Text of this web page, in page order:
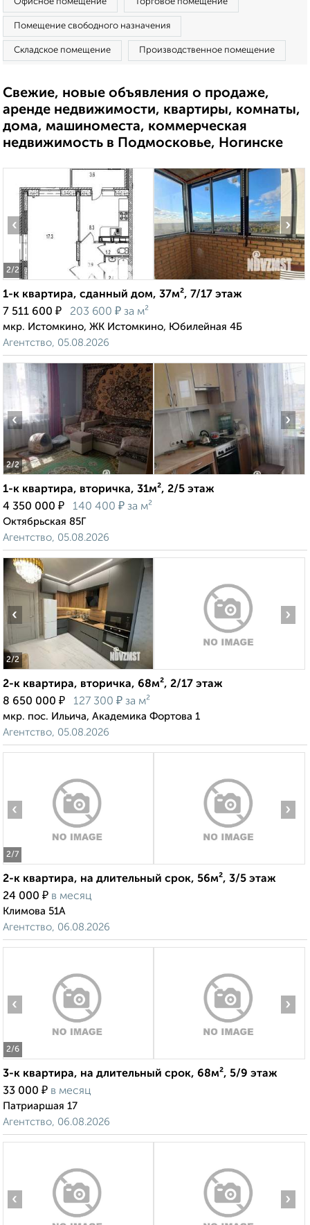
Помещение свободного назначения
Складское помещение Производственное помещение
Свежие, новые объявления о продаже,
аренде недвижимости, квартиры, комнаты,
дома, машиноместа, коммерческая
недвижимость в Подмосковье, Ногинске
2/2
‹ ›
1-к квартира, сданный дом, 37м², 7/17 этаж
7 511 600 ₽ 203 600 ₽ за м²
мкр. Истомкино, ЖК Истомкино, Юбилейная 4Б
Агентство, 05.08.2026
2/2
‹ ›
1-к квартира, вторичка, 31м², 2/5 этаж
4 350 000 ₽ 140 400 ₽ за м²
Октябрьская 85Г
Агентство, 05.08.2026
2/2
‹ ›
2-к квартира, вторичка, 68м², 2/17 этаж
8 650 000 ₽ 127 300 ₽ за м²
мкр. пос. Ильича, Академика Фортова 1
Агентство, 05.08.2026
2/7
‹ ›
2-к квартира, на длительный срок, 56м², 3/5 этаж
24 000 ₽ в месяц
Климова 51А
Агентство, 06.08.2026
2/6
‹ ›
3-к квартира, на длительный срок, 68м², 5/9 этаж
33 000 ₽ в месяц
Патриаршая 17
Агентство, 06.08.2026
‹ ›